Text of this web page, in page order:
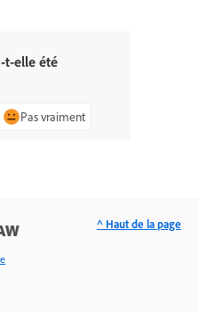
t-elle été
Pas vraiment
^ Haut de la page